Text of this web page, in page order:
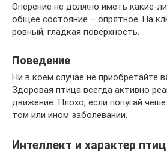
Оперение не должно иметь какие-
общее состояние – опрятное. На
ровный, гладкая поверхность.
Поведение
Ни в коем случае не приобретайте
Здоровая птица всегда активно
движение. Плохо, если попугай
том или ином заболевании.
Интеллект и характер птиц